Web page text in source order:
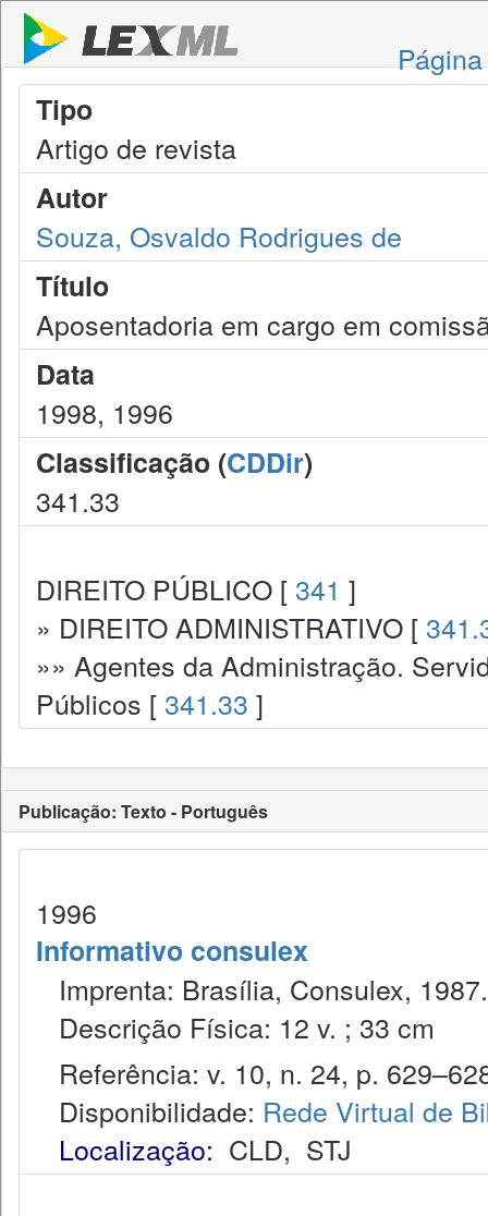
Tipo
Artigo de revista
Autor
Souza, Osvaldo Rodrigues de
Título
Aposentadoria em cargo em
Data
1998, 1996
Classificação (CDDir)
341.33
DIREITO PÚBLICO [ 341 ]
» DIREITO ADMINISTRATIVO [
»» Agentes da Administração.
Públicos [ 341.33 ]
Publicação: Texto - Português
1996
Informativo consulex
Imprenta: Brasília, Consulex, 1987.
Descrição Física: 12 v. ; 33 cm
Referência: v. 10, n. 24, p.
Disponibilidade: Rede Virtual de
Localização: CLD, STJ